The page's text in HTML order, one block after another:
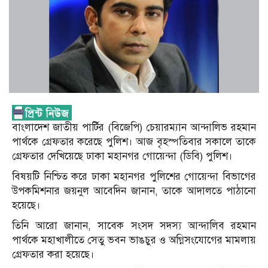
বাংলাদেশ জাতীয় পার্টির (বিজেপি) চেয়ারম্যান আন্দালিভ রহমান
পার্থকে গ্রেফতার করেছে পুলিশ। আজ বৃহস্পতিবার সকালে তাকে
গ্রেফতার দেখিয়েছে ঢাকা মহানগর গোয়েন্দা (ডিবি) পুলিশ।
বিষয়টি নিশ্চিত করে ঢাকা মহানগর পুলিশের গোয়েন্দা বিভাগের
উপকমিশনার জয়নুল আবেদিন জানান, তাকে আদালতে পাঠানো
হয়েছে।
তিনি আরো জানান, সাবেক সংসদ সদস্য আন্দালিব রহমান
পার্থকে মহাখালীতে সেতু ভবন ভাঙচুর ও অগ্নিসংযোগের মামলায়
গ্রেফতার করা হয়েছে।